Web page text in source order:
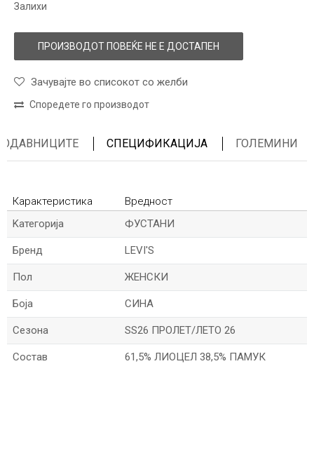
Залихи
ПРОИЗВОДОТ ПОВЕЌЕ НЕ Е ДОСТАПЕН
Зачувајте во списокот со желби
Споредете го производот
СПЕЦИФИКАЦИЈА ГОЛЕМИНИ
Карактеристика
Вредност
Kатегорија
ФУСТАНИ
Бренд LEVI'S
Пол ЖЕНСКИ
Боја СИНА
Сезона SS26 ПРОЛЕТ/ЛЕТО 26
Состав 61,5% ЛИОЦЕЛ 38,5% ПАМУК